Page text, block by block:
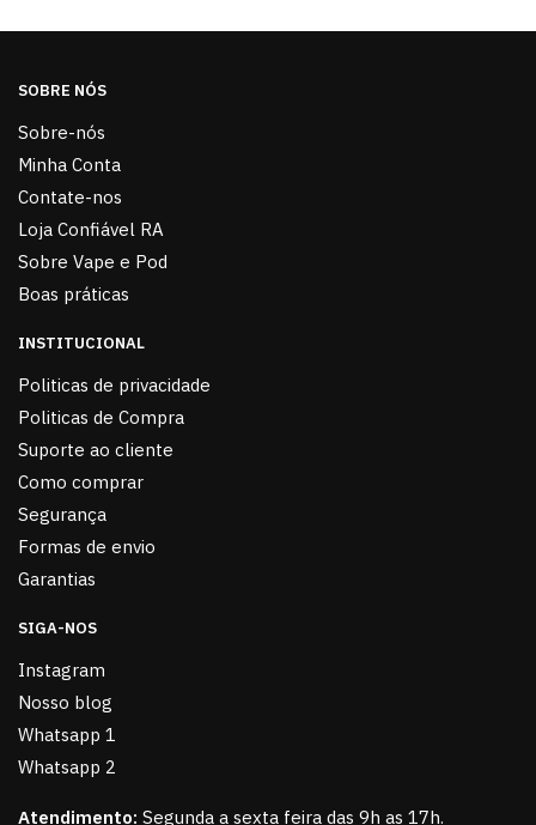
SOBRE NÓS
Sobre-nós
Minha Conta
Contate-nos
Loja Confiável RA
Sobre Vape e Pod
Boas práticas
INSTITUCIONAL
Politicas de privacidade
Politicas de Compra
Suporte ao cliente
Como comprar
Segurança
Formas de envio
Garantias
SIGA-NOS
Instagram
Nosso blog
Whatsapp 1
Whatsapp 2
Atendimento: Segunda a sexta feira das 9h as 17h.